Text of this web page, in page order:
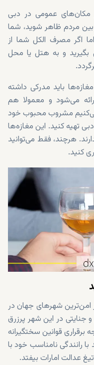
مکان‌های عمومی در دبی
مردم ظاهر شوید، شما
اگر مصرف الکل شما از
و به هتل یا محل
باید مدرکی داشته
می‌شود و معمولا هم
می‌کنیم مشروب محبوب خود
تهیه کنید. این مغازه‌ها
هرچند، فقط می‌توانید
کنید.
امن‌ترین شهرهای جهان در
جنایتی در این شهر پرزرق
قوانین سختگیرانه
رانندگی نامناسب خود با
عدالت امارات بیفتد.